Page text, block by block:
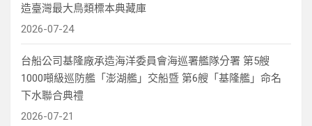
造臺灣最大鳥類標本典藏庫
2026-07-24
台船公司基隆廠承造海洋委員會海巡署艦隊分署 第5艘
1000噸級巡防艦「澎湖艦」交船暨 第6艘「基隆艦」命名
下水聯合典禮
2026-07-21